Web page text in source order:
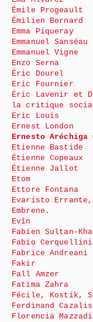
Émile Progeault
Émilien Bernard
Emma Piqueray
Emmanuel Sanséau
Emmanuel Vigne
Enzo Serna
Éric Dourel
Eric Fournier
Éric Lavenir et
la critique
Eric Louis
Ernest London
Ernesto Aréchiga
Etienne Bastide
Étienne Copeaux
Étienne Jallot
Etom
Ettore Fontana
Evaristo
Embrene.
Evîn
Fabien Sultan-
Fabio Cerquellini
Fabrice Andreani
Fakir
Fall Amzer
Fatima Zahra
Fécile, Kostik,
Ferdinand Cazalis
Florencia Mazzadi